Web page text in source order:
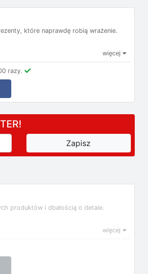
które naprawdę robią wrażenie.
więcej
razy.
produktów i dbałością o detale.
więcej